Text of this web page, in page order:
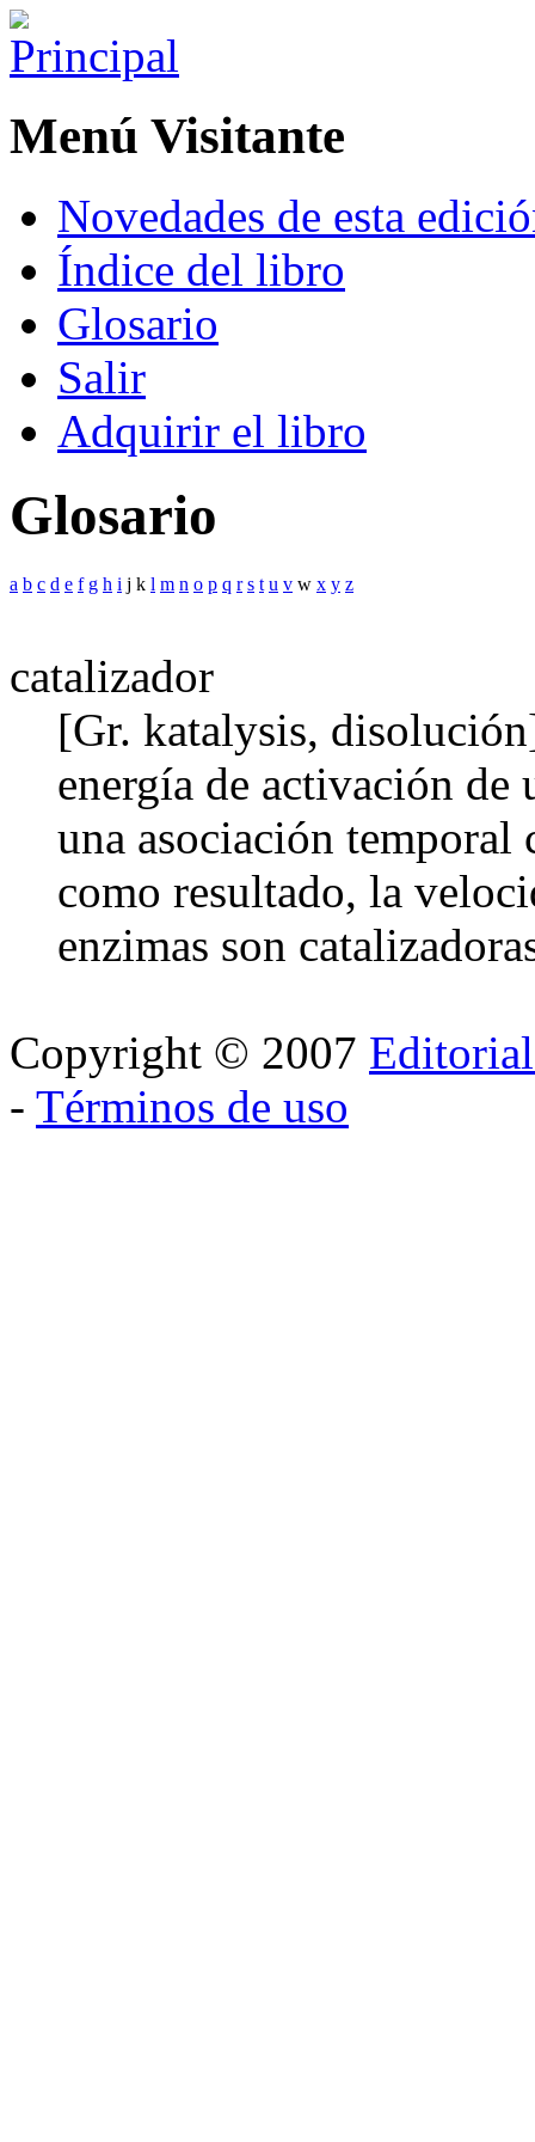
Menú Visitante
Novedades de esta
Índice del libro
Glosario
Salir
Adquirir el libro
Glosario
a b c d e f g h i j k l m n o p q r s t u v w x y z
catalizador
[Gr. katalysis,
energía de activación
una asociación temporal
como resultado, la
enzimas son
Copyright © 2007
- Términos de uso